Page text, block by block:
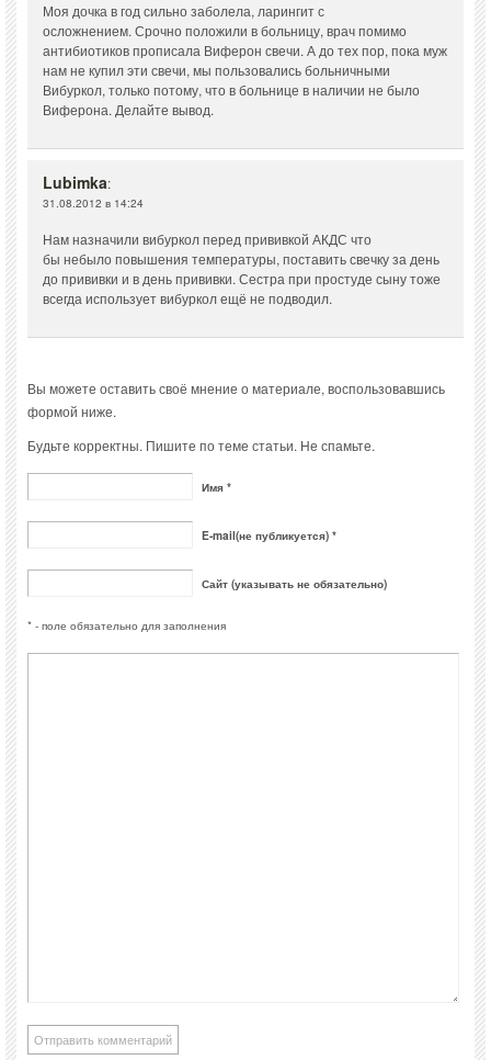
Моя дочка в год сильно заболела, ларингит с
осложнением. Срочно положили в больницу, врач помимо
антибиотиков прописала Виферон свечи. А до тех пор, пока муж
нам не купил эти свечи, мы пользовались больничными
Вибуркол, только потому, что в больнице в наличии не было
Виферона. Делайте вывод.
Lubimka:
31.08.2012 в 14:24
Нам назначили вибуркол перед прививкой АКДС что
бы небыло повышения температуры, поставить свечку за день
до прививки и в день прививки. Сестра при простуде сыну тоже
всегда использует вибуркол ещё не подводил.
Вы можете оставить своё мнение о материале, воспользовавшись
формой ниже.
Будьте корректны. Пишите по теме статьи. Не спамьте.
Имя *
E-mail(не публикуется) *
Сайт (указывать не обязательно)
* - поле обязательно для заполнения